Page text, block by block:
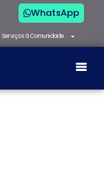
WhatsApp
Serviços à Comunidade